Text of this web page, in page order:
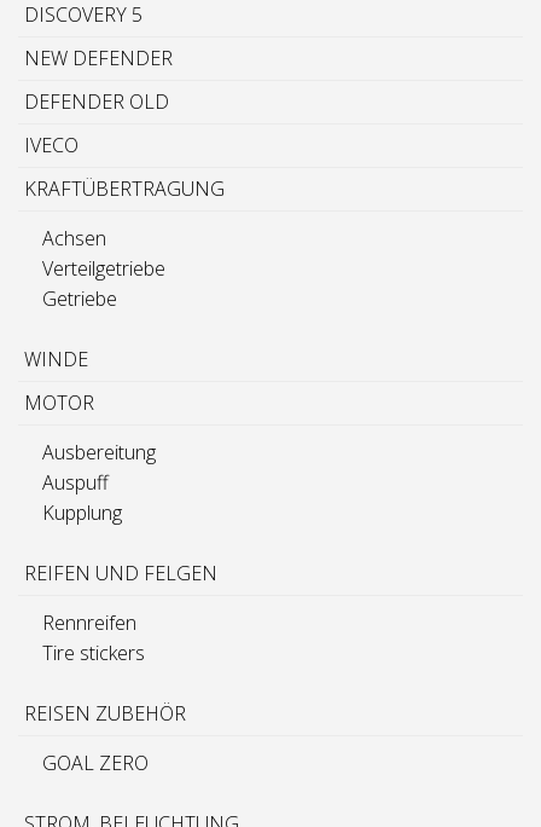
DISCOVERY 5
NEW DEFENDER
DEFENDER OLD
IVECO
KRAFTÜBERTRAGUNG
Achsen
Verteilgetriebe
Getriebe
WINDE
MOTOR
Ausbereitung
Auspuff
Kupplung
REIFEN UND FELGEN
Rennreifen
Tire stickers
REISEN ZUBEHÖR
GOAL ZERO